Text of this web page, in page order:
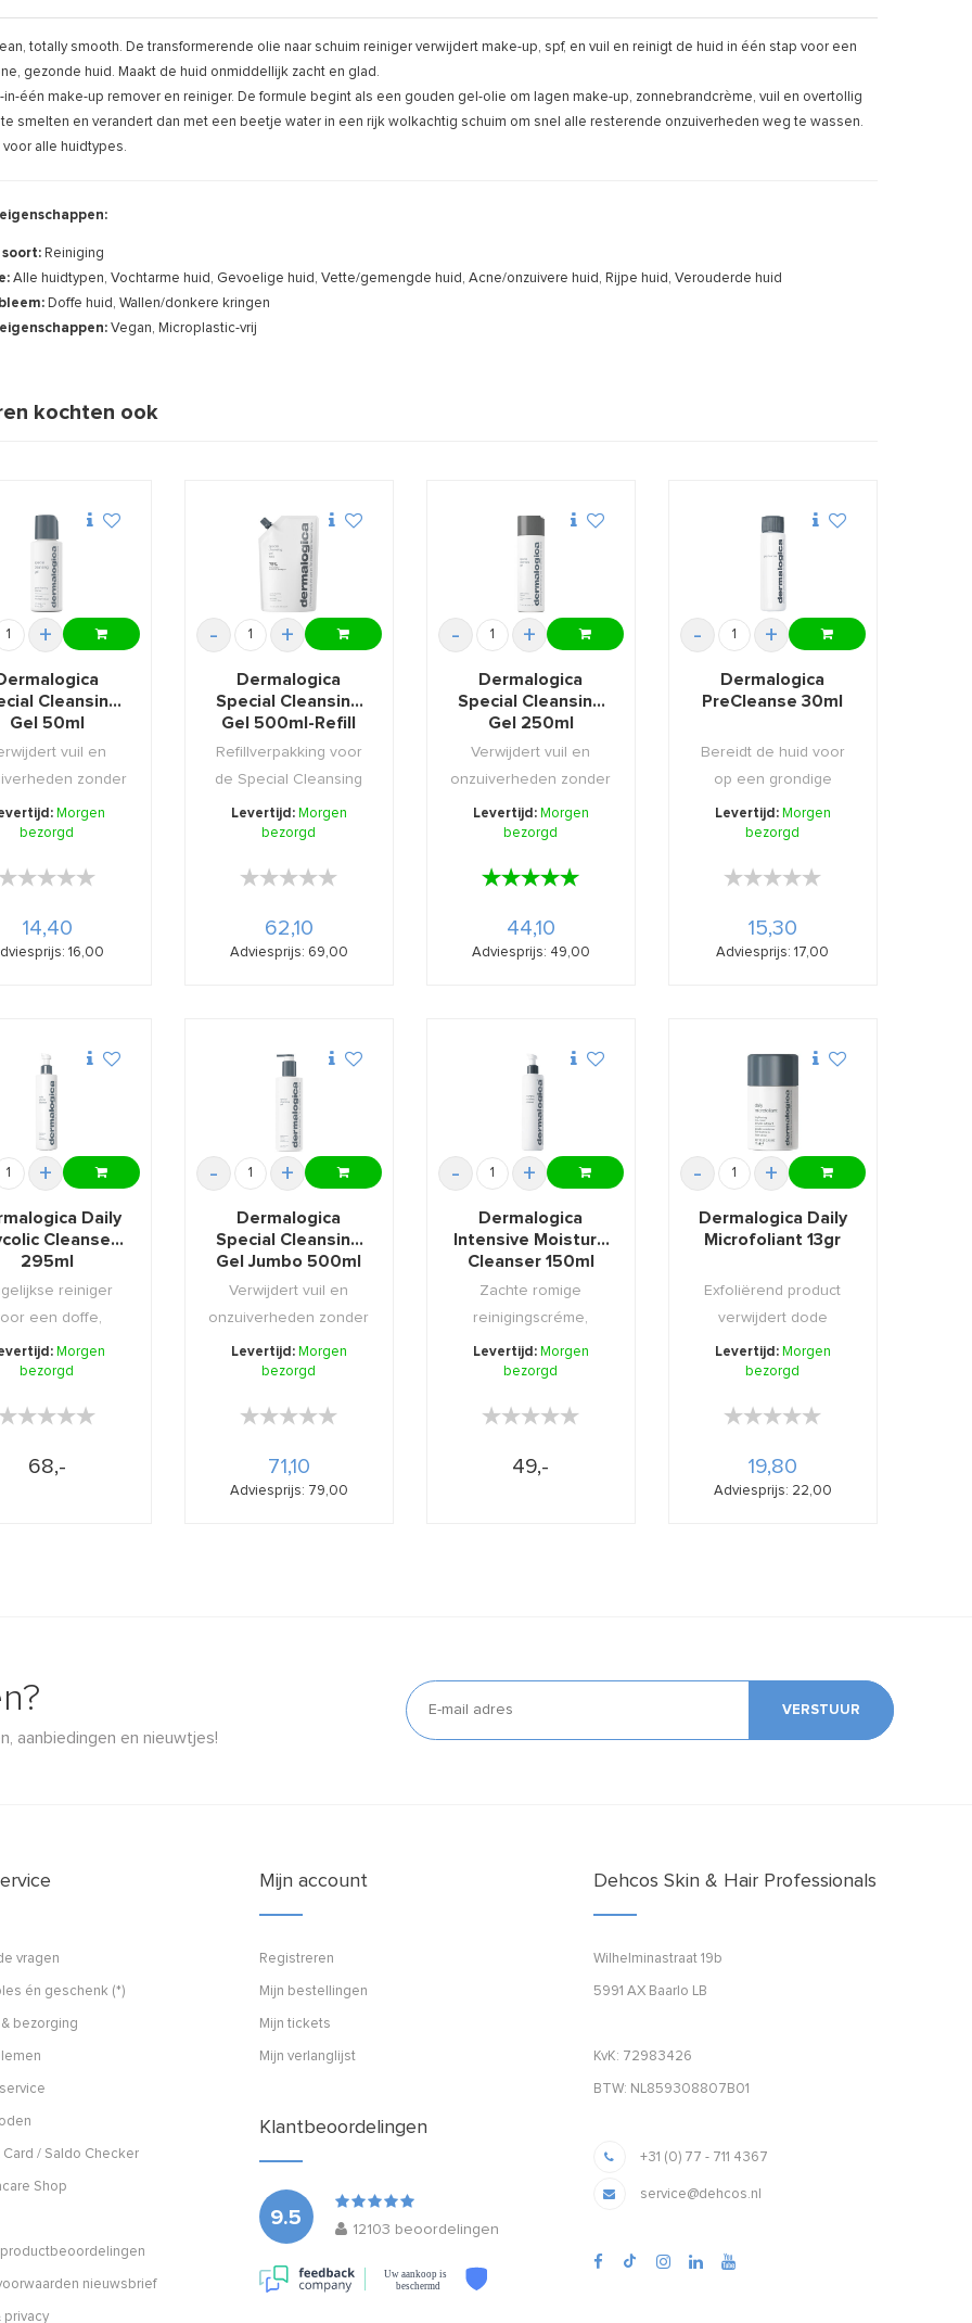
totally smooth. De transformerende olie naar schuim reiniger verwijdert make-up, spf, en vuil en reinigt de huid in één stap voor een
gezonde huid. Maakt de huid onmiddellijk zacht en glad.
in-één make-up remover en reiniger. De formule begint als een gouden gel-olie om lagen make-up, zonnebrandcrème, vuil en overtollig
smelten en verandert dan met een beetje water in een rijk wolkachtig schuim om snel alle resterende onzuiverheden weg te wassen.
alle huidtypes.
Reiniging
Alle huidtypen, Vochtarme huid, Gevoelige huid, Vette/gemengde huid, Acne/onzuivere huid, Rijpe huid, Verouderde huid
Doffe huid, Wallen/donkere kringen
Vegan, Microplastic-vrij
kochten ook
+
Cleansing
Gel 50ml
vuil en
zonder
de huid uit ...
Morgen
bezorgd
★★★★★
★★★★★
14,40
16,00
- +
Dermalogica
Special Cleansing
Gel 500ml-Refill
Refillverpakking voor
de Special Cleansing
Gel 500ml.
Levertijd: Morgen
bezorgd
★★★★★
★★★★★
62,10
Adviesprijs: 69,00
- +
Dermalogica
Special Cleansing
Gel 250ml
Verwijdert vuil en
onzuiverheden zonder
daarbij de huid uit ...
Levertijd: Morgen
bezorgd
★★★★★
★★★★★
44,10
Adviesprijs: 49,00
- +
Dermalogica
PreCleanse 30ml
Bereidt de huid voor
op een grondige
reinging met een
Cleans ...
Levertijd: Morgen
bezorgd
★★★★★
★★★★★
15,30
Adviesprijs: 17,00
+
Daily
Cleanser
295ml
reiniger
een doffe,
huid.
Morgen
bezorgd
★★★★★
★★★★★
68,-
- +
Dermalogica
Special Cleansing
Gel Jumbo 500ml
Verwijdert vuil en
onzuiverheden zonder
daarbij de huid uit ...
Levertijd: Morgen
bezorgd
★★★★★
★★★★★
71,10
Adviesprijs: 79,00
- +
Dermalogica
Intensive Moisture
Cleanser 150ml
Zachte romige
reinigingscréme,
geschikt voor een
normale to ...
Levertijd: Morgen
bezorgd
★★★★★
★★★★★
49,-
- +
Dermalogica Daily
Microfoliant 13gr
Exfoliërend product
verwijdert dode
huidcellen die de huid
...
Levertijd: Morgen
bezorgd
★★★★★
★★★★★
19,80
Adviesprijs: 22,00
aanbiedingen en nieuwtjes!
VERSTUUR
vragen
én geschenk (*)
bezorging
Card / Saldo Checker
Shop
productbeoordelingen
nieuwsbrief
privacy
Mijn account
Registreren
Mijn bestellingen
Mijn tickets
Mijn verlanglijst
Klantbeoordelingen
9.5
12103 beoordelingen
Uw aankoop is
beschermd
Dehcos Skin & Hair Professionals
Wilhelminastraat 19b
5991 AX Baarlo LB
KvK: 72983426
BTW: NL859308807B01
+31 (0) 77 - 711 4367
service@dehcos.nl